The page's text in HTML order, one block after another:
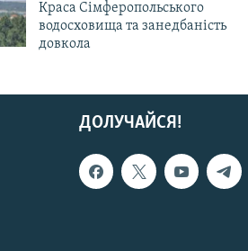
Краса Сімферопольського
водосховища та занедбаність
довкола
ДОЛУЧАЙСЯ!